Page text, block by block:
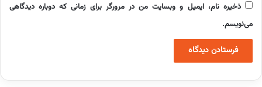
ذخیره نام، ایمیل و وبسایت من در مرورگر برای زمانی که دوباره دیدگاهی
می‌نویسم.